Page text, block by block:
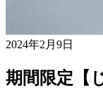
2024年2月9日
期間限定【